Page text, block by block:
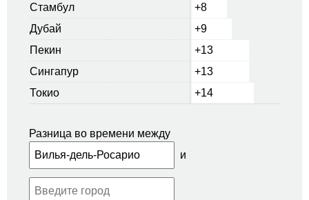
Стамбул
+8
Дубай
+9
Пекин
+13
Сингапур
+13
Токио
+14
Разница во времени между
и